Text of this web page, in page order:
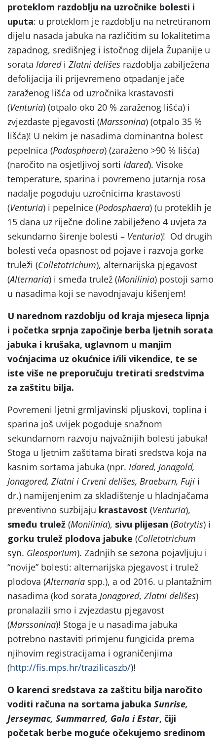
proteklom razdoblju na uzročnike bolesti i
uputa: u proteklom je razdoblju na netretiranom
dijelu nasada jabuka na različitim su lokalitetima
zapadnog, središnjeg i istočnog dijela Županije u
sorata Idaredi Zlatni delišes razdoblja zabilježena
defolijacija ili prijevremeno otpadanje jače
zaraženog lišća od uzročnika krastavosti
(Venturia) (otpalo oko 20 % zaraženog lišća) i
zvjezdaste pjegavosti (Marssonina) (otpalo 35 %
lišća)! U nekim je nasadima dominantna bolest
pepelnica (Podosphaera) (zaraženo >90 % lišća)
(naročito na osjetljivoj sorti Idared). Visoke
temperature, sparina i povremeno jutarnja rosa
nadalje pogoduju uzročnicima krastavosti
(Venturia) i pepelnice (Podosphaera) (u proteklih je
15 dana uz riječne doline zabilježeno 4 uvjeta za
sekundarno širenje bolesti – Venturia)! Od drugih
bolesti veća opasnost od pojave i razvoja gorke
truleži (Colletotrichum), alternarijska pjegavost
(Alternaria) i smeđa trulež (Monilinia) postoji samo
u nasadima koji se navodnjavaju kišenjem!
U narednom razdoblju od kraja mjeseca lipnja
i početka srpnja započinje berba ljetnih sorata
jabuka i krušaka, uglavnom u manjim
voćnjacima uz okućnice i/ili vikendice, te se
iste više ne preporučuju tretirati sredstvima
za zaštitu bilja.
Povremeni ljetni grmljavinski pljuskovi, toplina i
sparina još uvijek pogoduje snažnom
sekundarnom razvoju najvažnijih bolesti jabuka!
Stoga u ljetnim zaštitama birati sredstva koja na
kasnim sortama jabuka (npr. Idared, Jonagold,
Jonagored, Zlatni i Crveni delišes, Braeburn, Fuji i
dr.) namijenjenim za skladištenje u hladnjačama
preventivno suzbijaju krastavost (Venturia),
smeđu trulež (Monilinia), sivu plijesan (Botrytis) i
gorku trulež plodova jabuke (Colletotrichum
syn. Gleosporium). Zadnjih se sezona pojavljuju i
“novije” bolesti: alternarijska pjegavost i trulež
plodova (Alternaria spp.), a od 2016. u plantažnim
nasadima (kod sorata Jonagored, Zlatni delišes)
pronalazili smo i zvjezdastu pjegavost
(Marssonina)! Stoga je u nasadima jabuka
potrebno nastaviti primjenu fungicida prema
njihovim registracijama i ograničenjima
(http://fis.mps.hr/trazilicaszb/)!
O karenci sredstava za zaštitu bilja naročito
voditi računa na sortama jabuka Sunrise,
Jerseymac, Summarred, Gala i Estar, čiji
početak berbe moguće očekujemo sredinom